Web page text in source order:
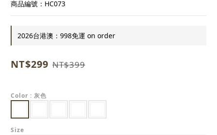
商品編號：HC073
2026台港澳：998免運 on order
NT$299 NT$399
Color : 灰色
Size